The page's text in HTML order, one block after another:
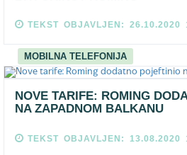
TEKST OBJAVLJEN: 26.10.2020
MOBILNA TELEFONIJA
NOVE TARIFE: ROMING
NA ZAPADNOM BALKANU
TEKST OBJAVLJEN: 13.08.2020